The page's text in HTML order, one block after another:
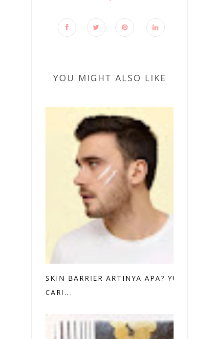
YOU MIGHT ALSO LIKE
SKIN BARRIER ARTINYA APA? YUK,
CARI...